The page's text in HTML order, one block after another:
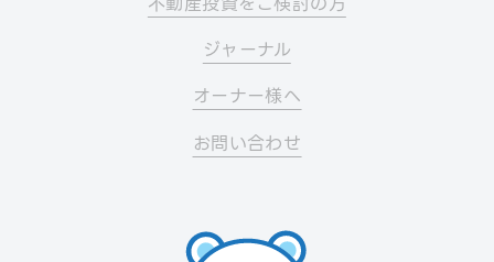
ジャーナル
オーナー様へ
お問い合わせ